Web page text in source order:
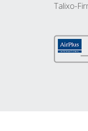
Talixo-